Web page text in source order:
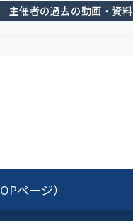
主催者の過去の動画・資料
ページ）